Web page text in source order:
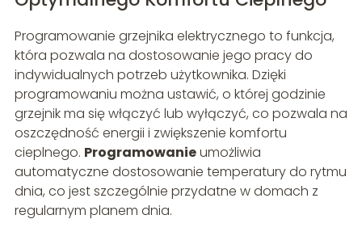
Programowanie grzejnika elektrycznego to funkcja,
która pozwala na dostosowanie jego pracy do
indywidualnych potrzeb użytkownika. Dzięki
programowaniu można ustawić, o której godzinie
grzejnik ma się włączyć lub wyłączyć, co pozwala na
oszczędność energii i zwiększenie komfortu
cieplnego. Programowanieumożliwia
automatyczne dostosowanie temperatury do rytmu
dnia, co jest szczególnie przydatne w domach z
regularnym planem dnia.